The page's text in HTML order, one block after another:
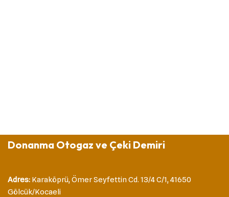
Donanma Otogaz ve Çeki Demiri
Adres: Karaköprü, Ömer Seyfettin Cd. 13/4 C/1, 41650
Gölcük/Kocaeli